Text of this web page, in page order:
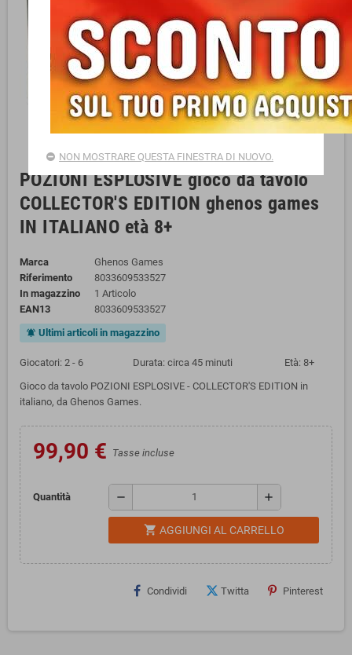
POZIONI ESPLOSIVE gioco da tavolo
COLLECTOR'S EDITION ghenos games
IN ITALIANO età 8+
Marca
Ghenos Games
Riferimento
8033609533527
In magazzino
1 Articolo
EAN13
8033609533527
notifications_active Ultimi articoli in magazzino
Giocatori: 2 - 6 Durata: circa 45 minuti Età: 8+
Gioco da tavolo POZIONI ESPLOSIVE - COLLECTOR'S EDITION in
italiano, da Ghenos Games.
99,90 € Tasse incluse
Quantità remove add
shopping_cart AGGIUNGI AL CARRELLO
Condividi Twitta Pinterest
NON MOSTRARE QUESTA FINESTRA DI NUOVO.